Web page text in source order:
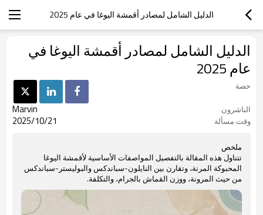
الدليل الشامل لمصادر أقمشة اليوغا في عام 2025
الدليل الشامل لمصادر أقمشة اليوغا في
عام 2025
حصة
الناشرون
Marvin
وقت مسألة 2025/10/21
ملخص
تتناول هذه المقالة بالتفصيل المواصفات الأساسية لأقمشة اليوغا
المحبوكة المرنة، وتقارن بين النايلون-سباندكس والبوليستر-سباندكس
من حيث المرونة، ووزن القماش بالجرام، والتكلفة.